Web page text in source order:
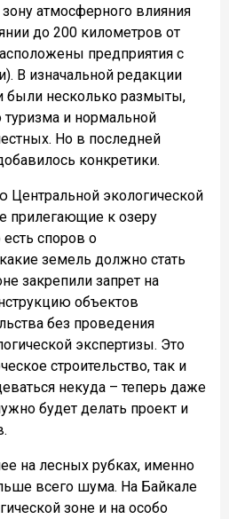
атмосферного влияния
до 200 километров от
предприятия с
В изначальной редакции
были несколько размыты,
и нормальной
Но в последней
конкретики.
Центральной экологической
прилегающие к озеру
есть споров о
земель должно стать
закрепили запрет на
объектов
без проведения
экспертизы. Это
строительство, так и
некуда – теперь даже
будет делать проект и
на лесных рубках, именно
всего шума. На Байкале
зоне и на особо